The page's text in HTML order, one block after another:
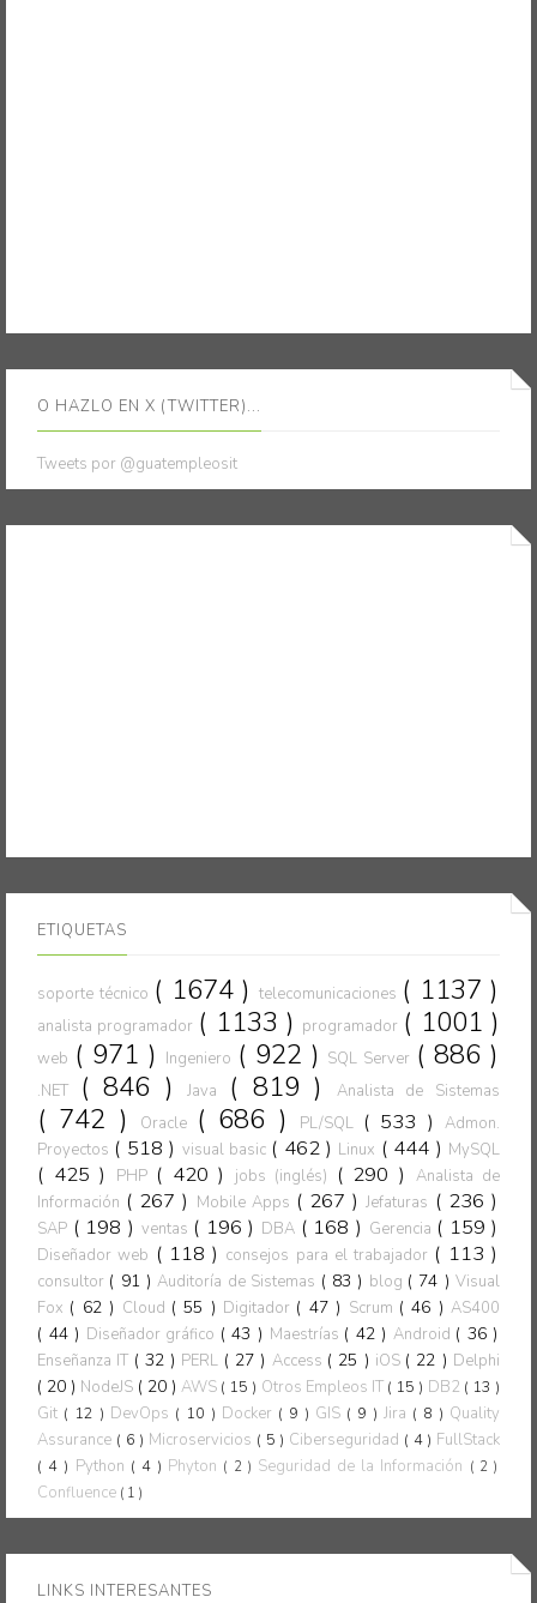
O HAZLO EN X (TWITTER)...
Tweets por @guatempleosit
ETIQUETAS
soporte técnico ( 1674 ) telecomunicaciones ( 1137 )
analista programador ( 1133 ) programador ( 1001 )
web ( 971 ) Ingeniero ( 922 ) SQL Server ( 886 )
.NET ( 846 )Java ( 819 ) Analista de Sistemas
( 742 ) Oracle ( 686 ) PL/SQL ( 533 )Admon.
Proyectos ( 518 ) visual basic ( 462 ) Linux ( 444 ) MySQL
( 425 ) PHP ( 420 ) jobs (inglés) ( 290 )
Analista de
Información ( 267 ) Mobile Apps ( 267 )Jefaturas ( 236 )
SAP ( 198 ) ventas ( 196 ) DBA ( 168 ) Gerencia ( 159 )
Diseñador web ( 118 ) consejos para el trabajador ( 113 )
consultor ( 91 )Auditoría de Sistemas ( 83 ) blog ( 74 )Visual
Fox ( 62 ) Cloud ( 55 ) Digitador ( 47 ) Scrum ( 46 ) AS400
( 44 ) Diseñador gráfico ( 43 ) Maestrías ( 42 ) Android ( 36 )
Enseñanza IT ( 32 ) PERL ( 27 ) Access ( 25 ) iOS ( 22 ) Delphi
( 20 ) NodeJS ( 20 )AWS ( 15 ) Otros Empleos IT ( 15 ) DB2 ( 13 )
Git ( 12 ) DevOps ( 10 ) Docker ( 9 ) GIS ( 9 ) Jira ( 8 ) Quality
Assurance ( 6 ) Microservicios ( 5 ) Ciberseguridad ( 4 ) FullStack
( 4 ) Python ( 4 ) Phyton ( 2 ) Seguridad de la Información ( 2 )
Confluence ( 1 )
LINKS INTERESANTES